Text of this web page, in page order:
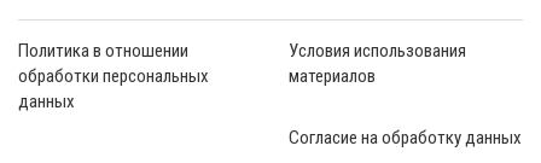
Политика в отношении
обработки персональных
данных
Условия использования
материалов
Согласие на обработку данных